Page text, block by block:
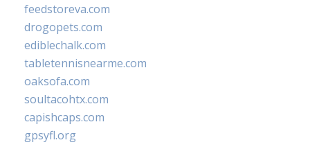
feedstoreva.com
drogopets.com
ediblechalk.com
tabletennisnearme.com
oaksofa.com
soultacohtx.com
capishcaps.com
gpsyfl.org